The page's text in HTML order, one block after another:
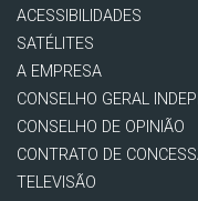
ACESSIBILIDADES
SATÉLITES
A EMPRESA
CONSELHO GERAL
CONSELHO DE OPINIÃO
CONTRATO DE
TELEVISÃO